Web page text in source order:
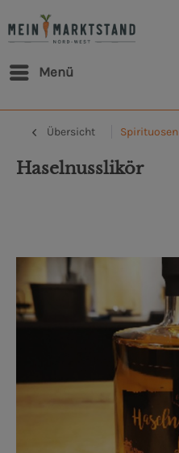
Menü
Übersicht Spirituosen
Haselnusslikör